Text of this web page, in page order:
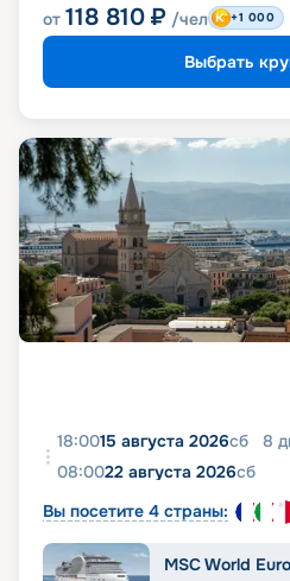
от 118 810 ₽ /чел +1 000
Выбрать
18:0015 августа 2026сб 8
08:0022 августа 2026сб
Вы посетите 4 страны:
MSC World